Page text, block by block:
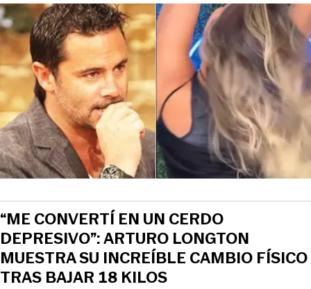
“ME CONVERTÍ EN UN CERDO
DEPRESIVO”: ARTURO LONGTON
MUESTRA SU INCREÍBLE CAMBIO FÍSICO
TRAS BAJAR 18 KILOS